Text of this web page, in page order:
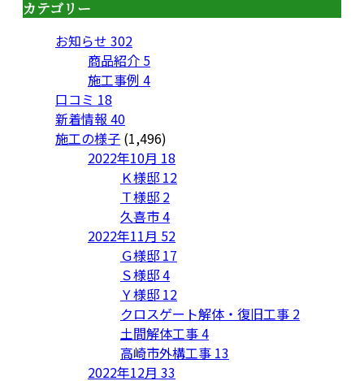
カテゴリー
お知らせ 302
商品紹介 5
施工事例 4
口コミ 18
新着情報 40
施工の様子 (1,496)
2022年10月 18
Ｋ様邸 12
Ｔ様邸 2
久喜市4
2022年11月 52
Ｇ様邸 17
Ｓ様邸4
Ｙ様邸 12
クロスゲート解体・復旧工事 2
土間解体工事4
高崎市外構工事 13
2022年12月 33